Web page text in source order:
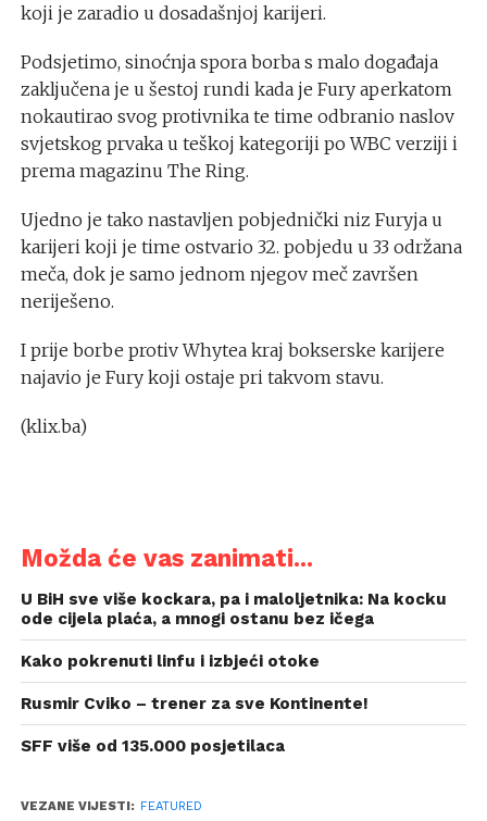
koji je zaradio u dosadašnjoj karijeri.
Podsjetimo, sinoćnja spora borba s malo događaja
zaključena je u šestoj rundi kada je Fury aperkatom
nokautirao svog protivnika te time odbranio naslov
svjetskog prvaka u teškoj kategoriji po WBC verziji i
prema magazinu The Ring.
Ujedno je tako nastavljen pobjednički niz Furyja u
karijeri koji je time ostvario 32. pobjedu u 33 održana
meča, dok je samo jednom njegov meč završen
neriješeno.
I prije borbe protiv Whytea kraj bokserske karijere
najavio je Fury koji ostaje pri takvom stavu.
(klix.ba)
Možda će vas zanimati...
U BiH sve više kockara, pa i maloljetnika: Na kocku
ode cijela plaća, a mnogi ostanu bez ičega
Kako pokrenuti linfu i izbjeći otoke
Rusmir Cviko – trener za sve Kontinente!
SFF više od 135.000 posjetilaca
VEZANE VIJESTI: FEATURED